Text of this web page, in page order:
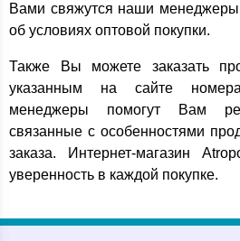
Вами свяжутся наши менеджеры
об условиях оптовой покупки.
Также Вы можете заказать
указанным на сайте
менеджеры помогут Вам
связанные с особенностями
заказа. Интернет-магазин
уверенность в каждой покупке.